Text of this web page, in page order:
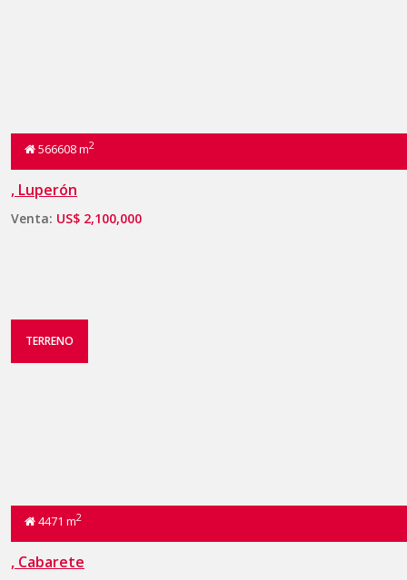
566608 m2
, Luperón
Venta: US$ 2,100,000
TERRENO
4471 m2
, Cabarete